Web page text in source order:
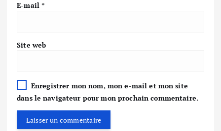
E-mail*
Site web
Enregistrer mon nom, mon e-mail et mon site
dans le navigateur pour mon prochain commentaire.